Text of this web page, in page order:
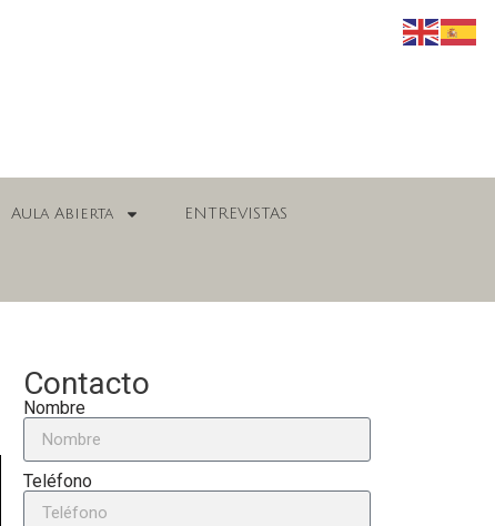
Aula Abierta ENTREVISTAS
Contacto
Nombre
Teléfono